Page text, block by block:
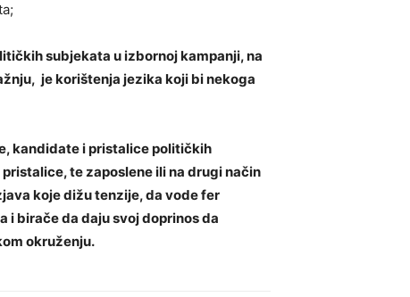
subjekata u izbornoj kampanji, na
je korištenja jezika koji bi nekoga
kandidate i pristalice političkih
te zaposlene ili na drugi način
koje dižu tenzije, da vode fer
i birače da daju svoj doprinos da
okruženju.